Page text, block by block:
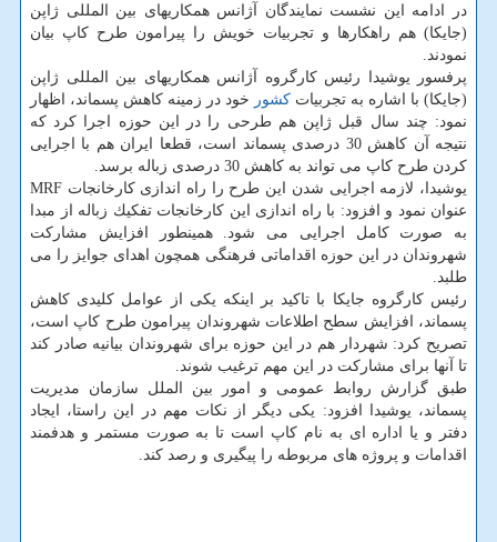
در ادامه این نشست نمایندگان آژانس همكاریهای بین المللی ژاپن
(جایكا) هم راهكارها و تجربیات خویش را پیرامون طرح كاپ بیان
نمودند.
پرفسور یوشیدا رئیس كارگروه آژانس همكاریهای بین المللی ژاپن
(جایكا) با اشاره به تجربیات كشور خود در زمینه كاهش پسماند، اظهار
نمود: چند سال قبل ژاپن هم طرحی را در این حوزه اجرا كرد كه
نتیجه آن كاهش 30 درصدی پسماند است، قطعا ایران هم با اجرایی
كردن طرح كاپ می تواند به كاهش 30 درصدی زباله برسد.
یوشیدا، لازمه اجرایی شدن این طرح را راه اندازی كارخانجات MRF
عنوان نمود و افزود: با راه اندازی این كارخانجات تفكیك زباله از مبدا
به صورت كامل اجرایی می شود. همینطور افزایش مشاركت
شهروندان در این حوزه اقداماتی فرهنگی همچون اهدای جوایز را می
طلبد.
رئیس كارگروه جایكا با تاكید بر اینكه یكی از عوامل كلیدی كاهش
پسماند، افزایش سطح اطلاعات شهروندان پیرامون طرح كاپ است،
تصریح كرد: شهردار هم در این حوزه برای شهروندان بیانیه صادر كند
تا آنها برای مشاركت در این مهم ترغیب شوند.
طبق گزارش روابط عمومی و امور بین الملل سازمان مدیریت
پسماند، یوشیدا افزود: یكی دیگر از نكات مهم در این راستا، ایجاد
دفتر و یا اداره ای به نام كاپ است تا به صورت مستمر و هدفمند
اقدامات و پروژه های مربوطه را پیگیری و رصد كند.